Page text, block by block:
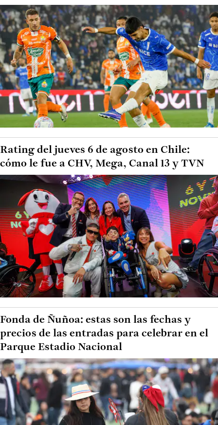
Rating del jueves 6 de agosto en Chile:
cómo le fue a CHV, Mega, Canal 13 y TVN
Fonda de Ñuñoa: estas son las fechas y
precios de las entradas para celebrar en el
Parque Estadio Nacional